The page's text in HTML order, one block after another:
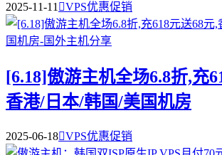
2025-11-11 VPS优惠促销
[6.18]傲游主机全场6.8折,充
香港/日本/韩国/美国机房
2025-06-18VPS优惠促销